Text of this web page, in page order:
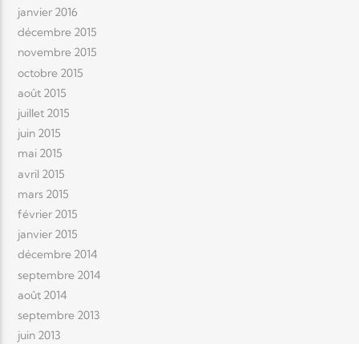
janvier 2016
décembre 2015
novembre 2015
octobre 2015
août 2015
juillet 2015
juin 2015
mai 2015
avril 2015
mars 2015
février 2015
janvier 2015
décembre 2014
septembre 2014
août 2014
septembre 2013
juin 2013